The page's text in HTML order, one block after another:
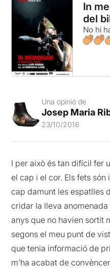
In
del
No hi
Una opinió de
Josep Maria
23/10/2016
I per això és tan difícil fer
el cap i el cor. Els fets
cap damunt les espatlles
cridar la lleva
anys que no havien sortit
segons el meu punt de
que tenia informació de
m’ha acabat de